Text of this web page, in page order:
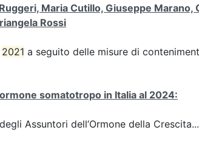
Maria Cutillo, Giuseppe Marano,
Rossi
2021 a seguito delle misure di
somatotropo in Italia al 2024:
Assuntori dell’Ormone della